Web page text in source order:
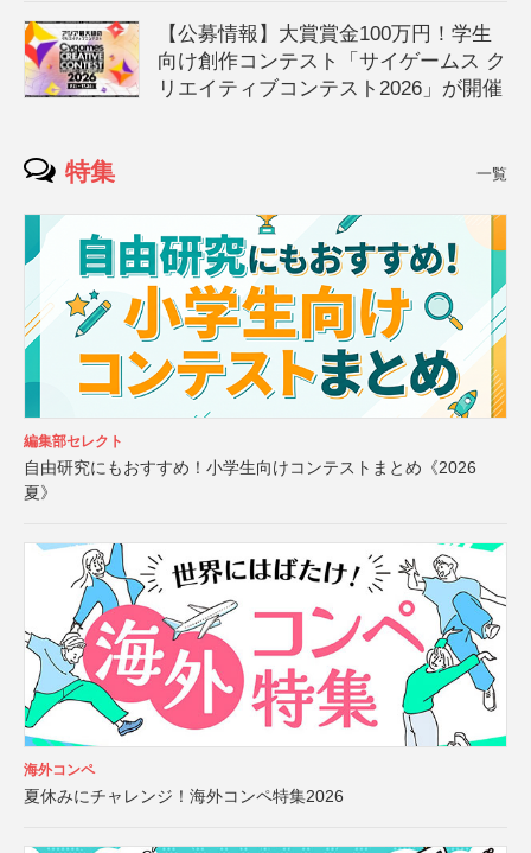
【公募情報】大賞賞金100万円！学生
向け創作コンテスト「サイゲームス ク
リエイティブコンテスト2026」が開催
特集 一覧
編集部セレクト
自由研究にもおすすめ！小学生向けコンテストまとめ《2026
夏》
海外コンペ
夏休みにチャレンジ！海外コンペ特集2026